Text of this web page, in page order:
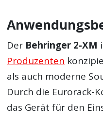
Der Behringer 2-XM
Produzenten
als auch moderne
Durch die Eurorack-
das Gerät für den